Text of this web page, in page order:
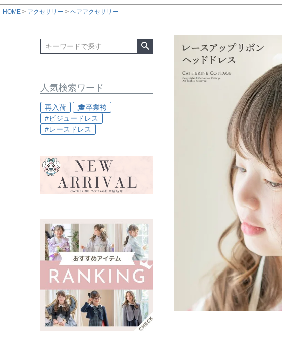
HOME アクセサリー ヘアアクセサリー
人気検索ワード
再入荷
🎓卒業袴
#ビジュードレス
#レースドレス